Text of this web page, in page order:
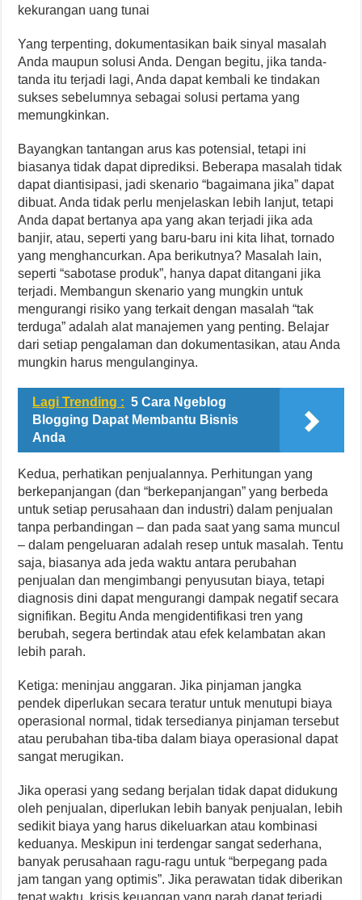
kekurangan uang tunai
Yang terpenting, dokumentasikan baik sinyal masalah
Anda maupun solusi Anda. Dengan begitu, jika tanda-
tanda itu terjadi lagi, Anda dapat kembali ke tindakan
sukses sebelumnya sebagai solusi pertama yang
memungkinkan.
Bayangkan tantangan arus kas potensial, tetapi ini
biasanya tidak dapat diprediksi. Beberapa masalah tidak
dapat diantisipasi, jadi skenario “bagaimana jika” dapat
dibuat. Anda tidak perlu menjelaskan lebih lanjut, tetapi
Anda dapat bertanya apa yang akan terjadi jika ada
banjir, atau, seperti yang baru-baru ini kita lihat, tornado
yang menghancurkan. Apa berikutnya? Masalah lain,
seperti “sabotase produk”, hanya dapat ditangani jika
terjadi. Membangun skenario yang mungkin untuk
mengurangi risiko yang terkait dengan masalah “tak
terduga” adalah alat manajemen yang penting. Belajar
dari setiap pengalaman dan dokumentasikan, atau Anda
mungkin harus mengulanginya.
Lagi Trending : 5 Cara Ngeblog
Blogging Dapat Membantu Bisnis
Anda
Kedua, perhatikan penjualannya. Perhitungan yang
berkepanjangan (dan “berkepanjangan” yang berbeda
untuk setiap perusahaan dan industri) dalam penjualan
tanpa perbandingan – dan pada saat yang sama muncul
– dalam pengeluaran adalah resep untuk masalah. Tentu
saja, biasanya ada jeda waktu antara perubahan
penjualan dan mengimbangi penyusutan biaya, tetapi
diagnosis dini dapat mengurangi dampak negatif secara
signifikan. Begitu Anda mengidentifikasi tren yang
berubah, segera bertindak atau efek kelambatan akan
lebih parah.
Ketiga: meninjau anggaran. Jika pinjaman jangka
pendek diperlukan secara teratur untuk menutupi biaya
operasional normal, tidak tersedianya pinjaman tersebut
atau perubahan tiba-tiba dalam biaya operasional dapat
sangat merugikan.
Jika operasi yang sedang berjalan tidak dapat didukung
oleh penjualan, diperlukan lebih banyak penjualan, lebih
sedikit biaya yang harus dikeluarkan atau kombinasi
keduanya. Meskipun ini terdengar sangat sederhana,
banyak perusahaan ragu-ragu untuk “berpegang pada
jam tangan yang optimis”. Jika perawatan tidak diberikan
tepat waktu, krisis keuangan yang parah dapat terjadi.